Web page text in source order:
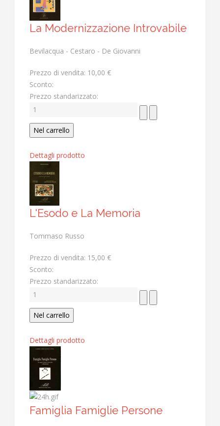
La Modernizzazione Introvabile
Bevilacqua - Cestaro - De Giovanni
Prezzo di vendita: 10,00 €
Sconto:
Prezzo standarizzato:
Dettagli prodotto
L'Esodo e La Memoria
Tommaso Russo
Prezzo di vendita: 15,00 €
Sconto:
Prezzo standarizzato:
Dettagli prodotto
Famiglia Famiglie Persone